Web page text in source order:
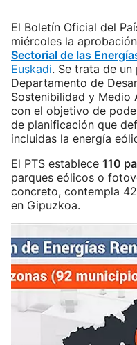
El Boletín Oficial del
miércoles la
Sectorial de las
Euskadi. Se trata de
Departamento de
Sostenibilidad y Medio
con el objetivo de
de planificación que
incluidas la energía
El PTS establece 110
parques eólicos o
concreto, contempla
en Gipuzkoa.